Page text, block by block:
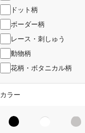
ドット柄
ボーダー柄
レース・刺しゅう
動物柄
花柄・ボタニカル柄
カラー